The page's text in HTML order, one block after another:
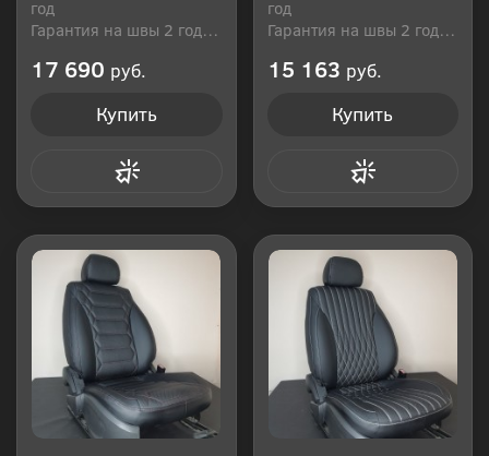
год
Гарантия на швы 2 года
17 690 руб.
Купить
год
Гарантия на швы 2 года
15 163 руб.
Купить